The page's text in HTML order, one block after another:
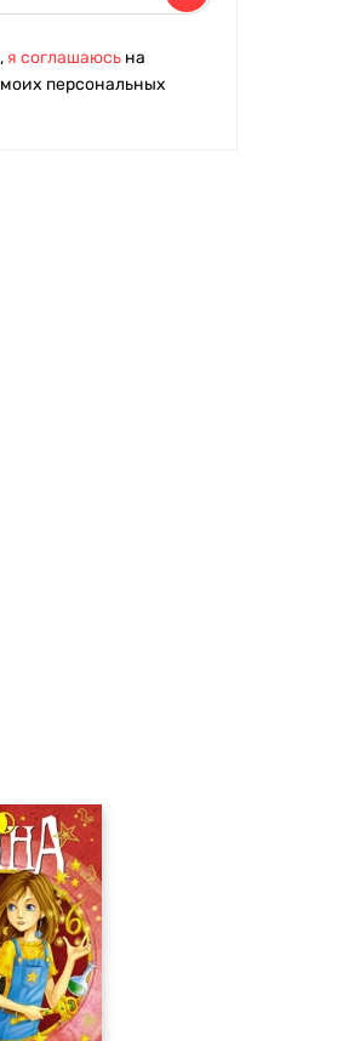
, я соглашаюсь на
моих персональных